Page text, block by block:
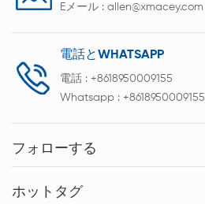
Eメール : allen@xmacey.com
電話とWHATSAPP
電話 : +8618950009155
Whatsapp : +8618950009155
フォローする
ホットタグ